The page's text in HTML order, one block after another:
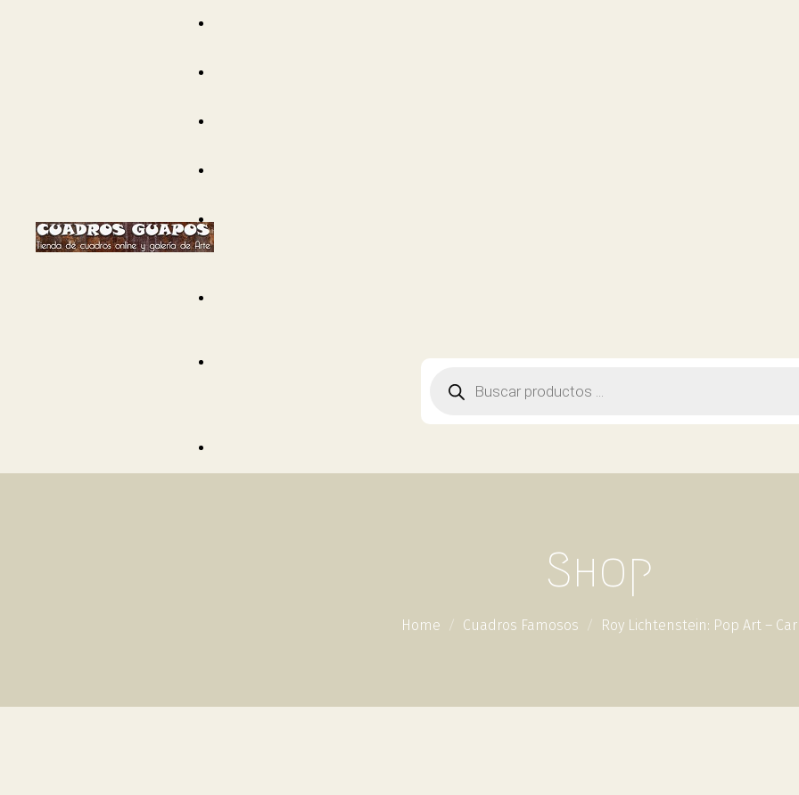
Shop
Home Cuadros Famosos Roy Lichtenstein: Pop Art – Car